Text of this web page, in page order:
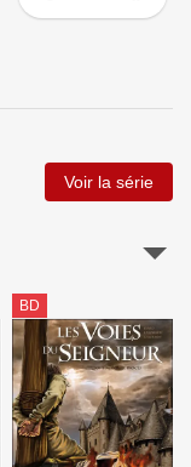
Voir la série
BD